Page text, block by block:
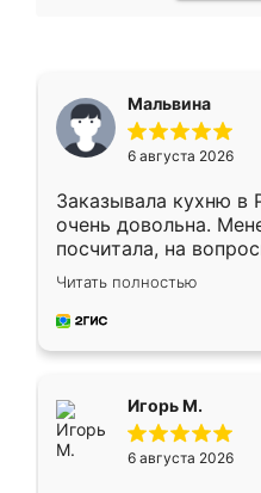
Мальвина
6 августа 2026
Заказывала кухню в
очень довольна.
посчитала, на
Замерщик приехал в
делу со всей
за день, ребята
Читать полностью
Игорь М.
6 августа 2026